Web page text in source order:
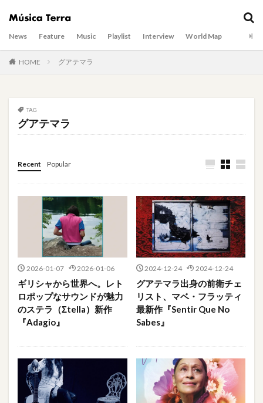
News Feature Music Playlist Interview World Map
HOME グアテマラ
TAG
グアテマラ
Recent Popular
2026-01-07 2026-01-06
ギリシャから世界へ。レト
ロポップなサウンドが魅力
のステラ（Σtella）新作
『Adagio』
2024-12-24 2024-12-24
グアテマラ出身の前衛チェ
リスト、マベ・フラッティ
最新作『Sentir Que No
Sabes』